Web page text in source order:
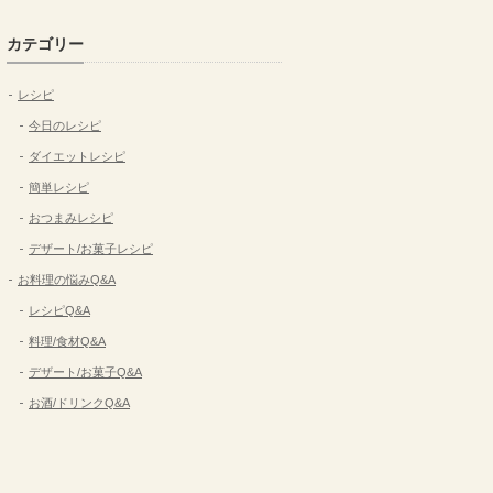
カテゴリー
レシピ
今日のレシピ
ダイエットレシピ
簡単レシピ
おつまみレシピ
デザート/お菓子レシピ
お料理の悩みQ&A
レシピQ&A
料理/食材Q&A
デザート/お菓子Q&A
お酒/ドリンクQ&A